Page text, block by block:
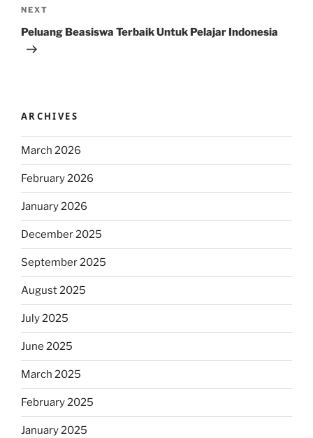
Next
Post
NEXT
Peluang Beasiswa Terbaik Untuk Pelajar Indonesia
ARCHIVES
March 2026
February 2026
January 2026
December 2025
September 2025
August 2025
July 2025
June 2025
March 2025
February 2025
January 2025